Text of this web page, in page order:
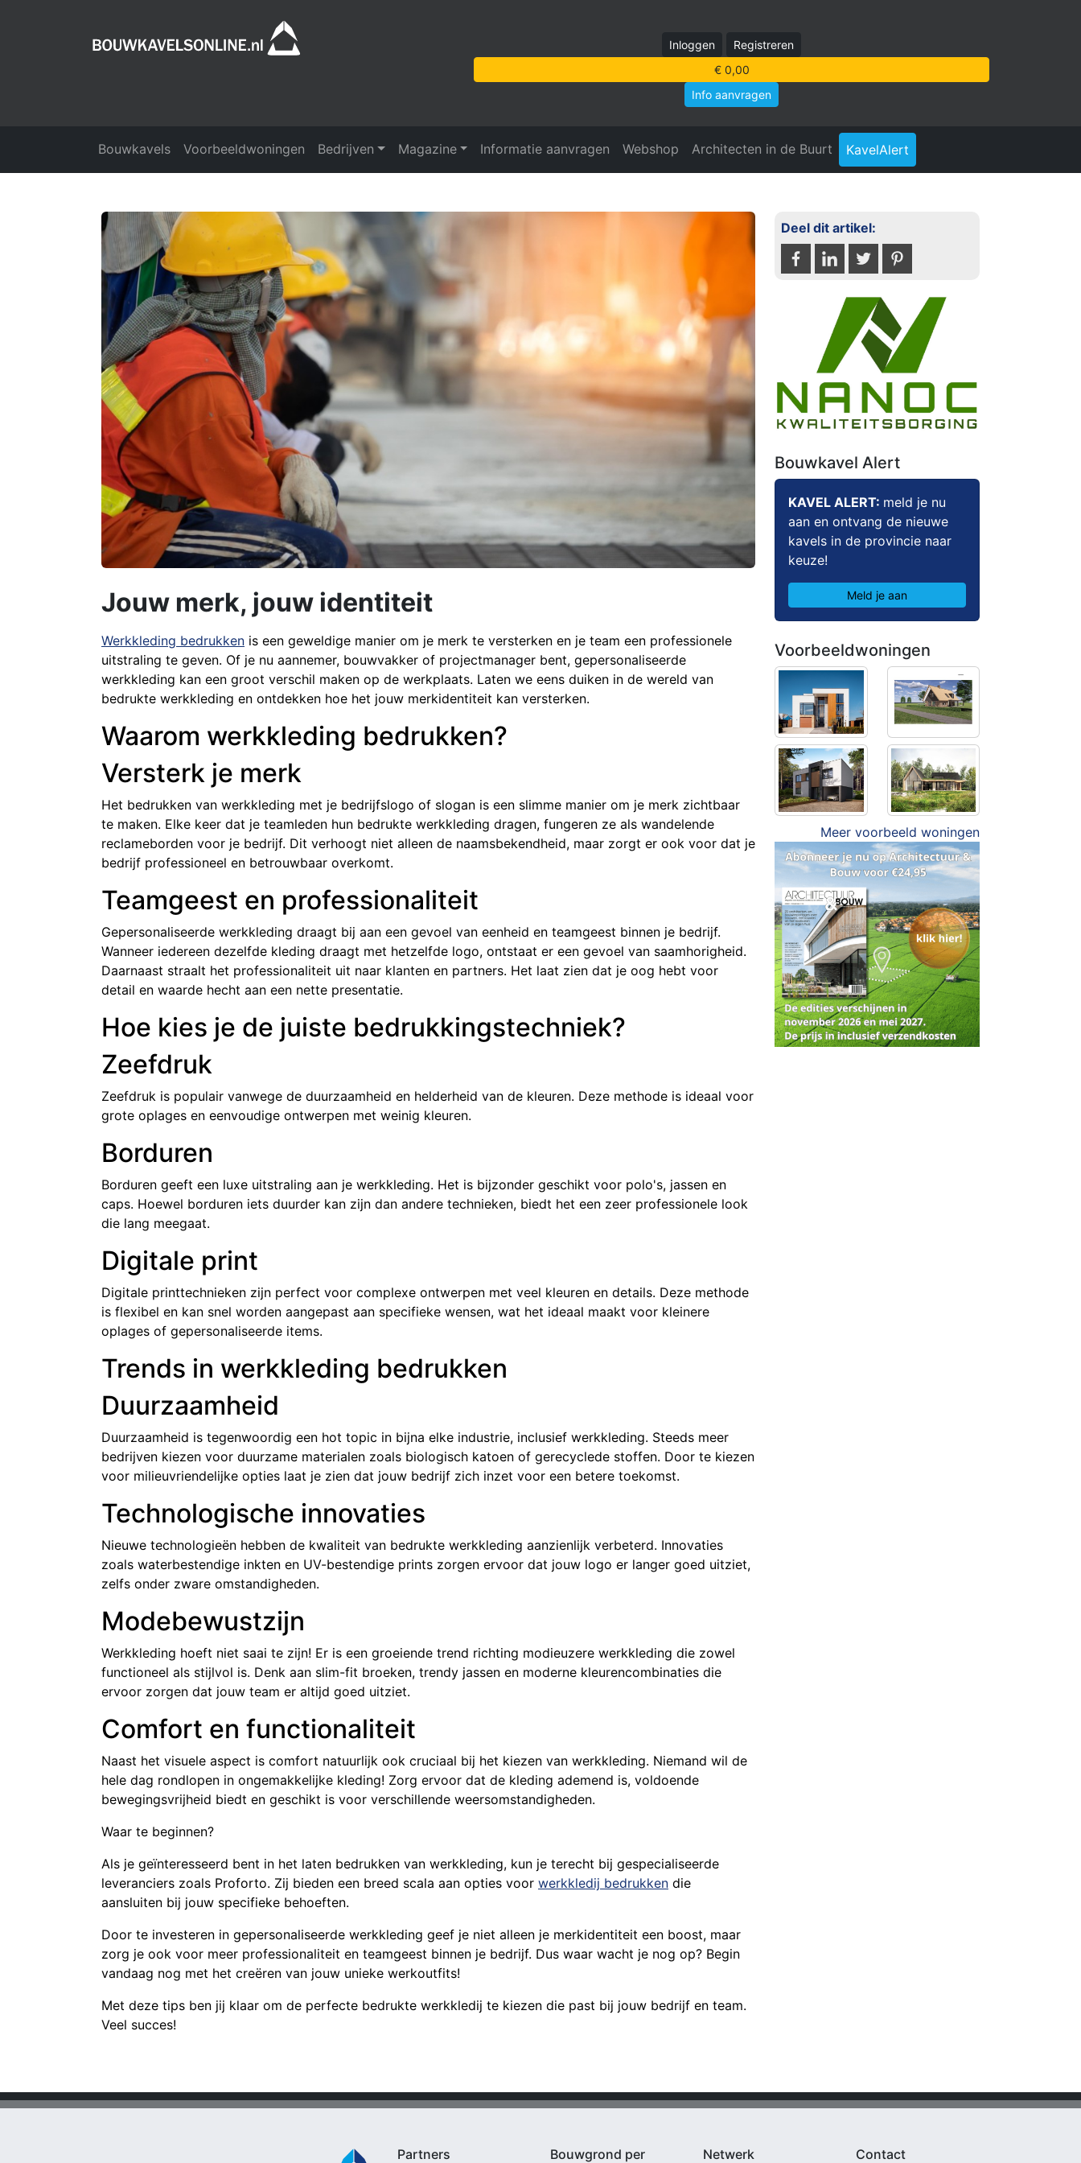
Inloggen
Registreren
€ 0,00
Info aanvragen
Bouwkavels Voorbeeldwoningen Bedrijven Magazine Informatie aanvragen Webshop Architecten in de Buurt KavelAlert
Jouw merk, jouw identiteit
Werkkleding bedrukken is een geweldige manier om je merk te versterken en je team een professionele
uitstraling te geven. Of je nu aannemer, bouwvakker of projectmanager bent, gepersonaliseerde
werkkleding kan een groot verschil maken op de werkplaats. Laten we eens duiken in de wereld van
bedrukte werkkleding en ontdekken hoe het jouw merkidentiteit kan versterken.
Waarom werkkleding bedrukken?
Versterk je merk
Het bedrukken van werkkleding met je bedrijfslogo of slogan is een slimme manier om je merk zichtbaar
te maken. Elke keer dat je teamleden hun bedrukte werkkleding dragen, fungeren ze als wandelende
reclameborden voor je bedrijf. Dit verhoogt niet alleen de naamsbekendheid, maar zorgt er ook voor dat je
bedrijf professioneel en betrouwbaar overkomt.
Teamgeest en professionaliteit
Gepersonaliseerde werkkleding draagt bij aan een gevoel van eenheid en teamgeest binnen je bedrijf.
Wanneer iedereen dezelfde kleding draagt met hetzelfde logo, ontstaat er een gevoel van saamhorigheid.
Daarnaast straalt het professionaliteit uit naar klanten en partners. Het laat zien dat je oog hebt voor
detail en waarde hecht aan een nette presentatie.
Hoe kies je de juiste bedrukkingstechniek?
Zeefdruk
Zeefdruk is populair vanwege de duurzaamheid en helderheid van de kleuren. Deze methode is ideaal voor
grote oplages en eenvoudige ontwerpen met weinig kleuren.
Borduren
Borduren geeft een luxe uitstraling aan je werkkleding. Het is bijzonder geschikt voor polo's, jassen en
caps. Hoewel borduren iets duurder kan zijn dan andere technieken, biedt het een zeer professionele look
die lang meegaat.
Digitale print
Digitale printtechnieken zijn perfect voor complexe ontwerpen met veel kleuren en details. Deze methode
is flexibel en kan snel worden aangepast aan specifieke wensen, wat het ideaal maakt voor kleinere
oplages of gepersonaliseerde items.
Trends in werkkleding bedrukken
Duurzaamheid
Duurzaamheid is tegenwoordig een hot topic in bijna elke industrie, inclusief werkkleding. Steeds meer
bedrijven kiezen voor duurzame materialen zoals biologisch katoen of gerecyclede stoffen. Door te kiezen
voor milieuvriendelijke opties laat je zien dat jouw bedrijf zich inzet voor een betere toekomst.
Technologische innovaties
Nieuwe technologieën hebben de kwaliteit van bedrukte werkkleding aanzienlijk verbeterd. Innovaties
zoals waterbestendige inkten en UV-bestendige prints zorgen ervoor dat jouw logo er langer goed uitziet,
zelfs onder zware omstandigheden.
Modebewustzijn
Werkkleding hoeft niet saai te zijn! Er is een groeiende trend richting modieuzere werkkleding die zowel
functioneel als stijlvol is. Denk aan slim-fit broeken, trendy jassen en moderne kleurencombinaties die
ervoor zorgen dat jouw team er altijd goed uitziet.
Comfort en functionaliteit
Naast het visuele aspect is comfort natuurlijk ook cruciaal bij het kiezen van werkkleding. Niemand wil de
hele dag rondlopen in ongemakkelijke kleding! Zorg ervoor dat de kleding ademend is, voldoende
bewegingsvrijheid biedt en geschikt is voor verschillende weersomstandigheden.
Waar te beginnen?
Als je geïnteresseerd bent in het laten bedrukken van werkkleding, kun je terecht bij gespecialiseerde
leveranciers zoals Proforto. Zij bieden een breed scala aan opties voor werkkledij bedrukken die
aansluiten bij jouw specifieke behoeften.
Door te investeren in gepersonaliseerde werkkleding geef je niet alleen je merkidentiteit een boost, maar
zorg je ook voor meer professionaliteit en teamgeest binnen je bedrijf. Dus waar wacht je nog op? Begin
vandaag nog met het creëren van jouw unieke werkoutfits!
Met deze tips ben jij klaar om de perfecte bedrukte werkkledij te kiezen die past bij jouw bedrijf en team.
Veel succes!
Deel dit artikel:
Bouwkavel Alert
KAVEL ALERT: meld je nu
aan en ontvang de nieuwe
kavels in de provincie naar
keuze!
Meld je aan
Voorbeeldwoningen
Meer voorbeeld woningen
Partners
Bouwgrond per
Netwerk Contact